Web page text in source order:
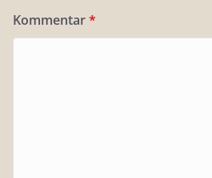
Kommentar*